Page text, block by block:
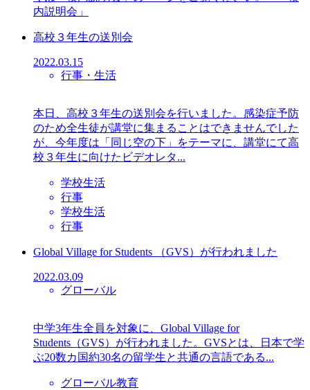
内説明会」
高校３年生の送別会
2022.03.15
行事・生活
本日、高校３年生の送別会を行いました。感染症予防
のため全生徒が講堂に集まることはできませんでした
が、今年度は「同じ空の下」をテーマに、講堂にて高
校３年生に向けたビデオレタ...
学校生活
行事
学校生活
行事
Global Village for Students （GVS）が行われました
2022.03.09
グローバル
中学3年生全員を対象に、Global Village for
Students（GVS）が行われました。GVSとは、日本で学
ぶ20数カ国約30名の留学生と共通の言語である...
グローバル教育